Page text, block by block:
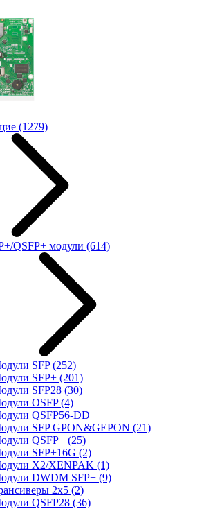
(1279)
QSFP+ модули (614)
SFP(252)
SFP+ (201)
SFP28 (30)
OSFP(4)
QSFP56-DD
SFP GPON&GEPON (21)
QSFP+ (25)
SFP+16G (2)
X2/XENPAK (1)
DWDM SFP+ (9)
2x5 (2)
QSFP28 (36)